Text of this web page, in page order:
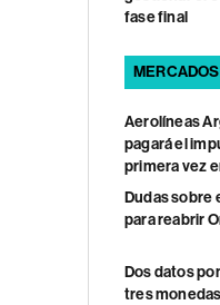
fase final
MERCADOS
Aerolíneas
pagará el
primera vez
Dudas sobre
para reabrir
Dos datos
tres